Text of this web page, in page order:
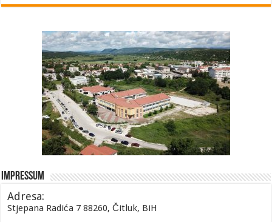
Impressum
Adresa:
Stjepana Radića 7 88260, Čitluk, BiH